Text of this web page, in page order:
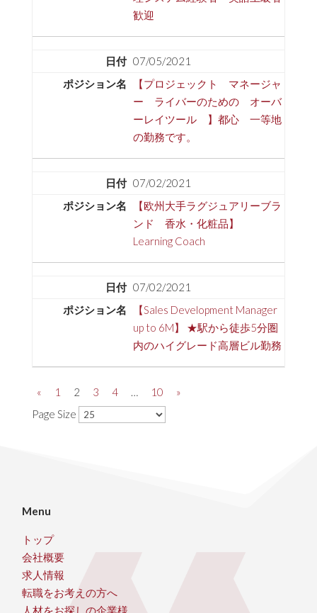
歓迎
07/05/2021
【プロジェックト マネージャ
ー ライバーのための オーバ
ーレイツール 】都心 一等地
の勤務です。
07/02/2021
【欧州大手ラグジュアリーブラ
ンド 香水・化粧品】
Learning Coach
07/02/2021
【Sales Development Manager
up to 6M】 ★駅から徒歩5分圏
内のハイグレード高層ビル勤務
« 1 2 3 4 … 10
»
Page Size
Menu
トップ
会社概要
求人情報
転職をお考えの方へ
人材をお探しの企業様